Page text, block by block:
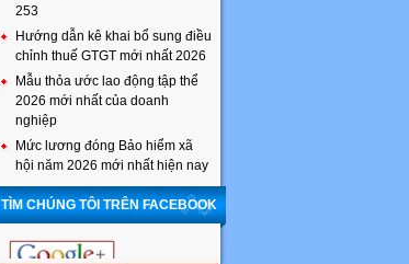
253
Hướng dẫn kê khai bổ sung điều
chỉnh thuế GTGT mới nhất 2026
Mẫu thỏa ước lao động tập thể
2026 mới nhất của doanh
nghiệp
Mức lương đóng Bảo hiểm xã
hội năm 2026 mới nhất hiện nay
TÌM CHÚNG TÔI TRÊN FACEBOOK